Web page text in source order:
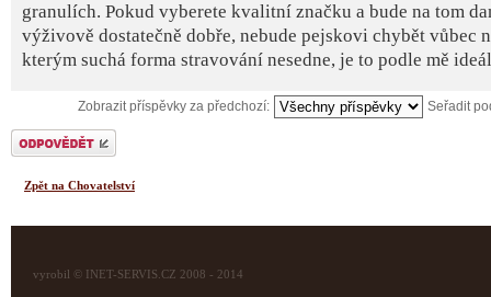
granulích. Pokud vyberete kvalitní značku a bude na tom
výživově dostatečně dobře, nebude pejskovi chybět vůbec
kterým suchá forma stravování nesedne, je to podle mě
Zobrazit příspěvky za předchozí: Seřadit
Odeslat odpověď
Zpět na Chovatelství
vyrobil © INET-SERVIS.CZ 2008 - 2014